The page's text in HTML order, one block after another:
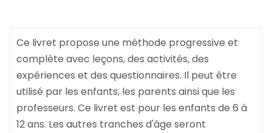
Ce livret propose une méthode progressive et
complète avec leçons, des activités, des
expériences et des questionnaires. Il peut être
utilisé par les enfants, les parents ainsi que les
professeurs. Ce livret est pour les enfants de 6 à
12 ans. Les autres tranches d'âge seront